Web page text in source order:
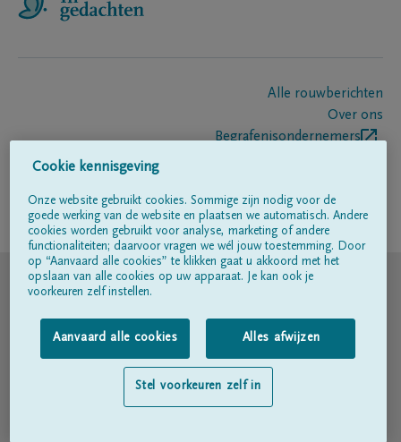
Alle rouwberichten
Over ons
Begrafenisondernemers
Volg ons op
© DELA
Gebruiksvoorwaarden
Privacyverklaring
Toegankelijkheidsverklaring
Cookie kennisgeving
Onze website gebruikt cookies. Sommige zijn nodig voor de
goede werking van de website en plaatsen we automatisch. Andere
cookies worden gebruikt voor analyse, marketing of andere
functionaliteiten; daarvoor vragen we wél jouw toestemming. Door
op “Aanvaard alle cookies” te klikken gaat u akkoord met het
opslaan van alle cookies op uw apparaat. Je kan ook je
voorkeuren zelf instellen.
Aanvaard alle cookies Alles afwijzen
Stel voorkeuren zelf in